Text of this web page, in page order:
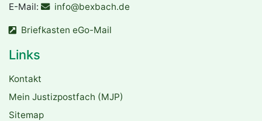
E-Mail:
info@bexbach.de
Briefkasten eGo-Mail
Links
Kontakt
Mein Justizpostfach (MJP)
Sitemap